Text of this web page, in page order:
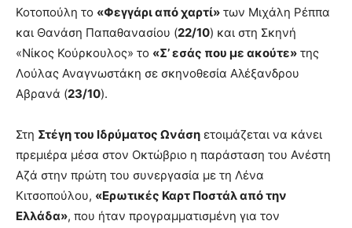
Κοτοπούλη το «Φεγγάρι από χαρτί» των Μιχάλη Ρέππα
και Θανάση Παπαθανασίου (22/10) και στη Σκηνή
«Νίκος Κούρκουλος» το «Σ’ εσάς που με ακούτε» της
Λούλας Αναγνωστάκη σε σκηνοθεσία Αλέξανδρου
Αβρανά (23/10).
Στη Στέγη του Ιδρύματος Ωνάση ετοιμάζεται να κάνει
πρεμιέρα μέσα στον Οκτώβριο η παράσταση του Ανέστη
Αζά στην πρώτη του συνεργασία με τη Λένα
Κιτσοπούλου, «Ερωτικές Καρτ Ποστάλ από την
Ελλάδα», που ήταν προγραμματισμένη για τον